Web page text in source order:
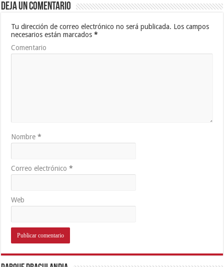
Deja un comentario
Tu dirección de correo electrónico no será publicada. Los campos
necesarios están marcados*
Comentario
Nombre*
Correo electrónico*
Web